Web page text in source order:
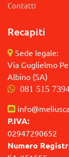
Contatti
Recapiti
Sede legale:
Via Guglielmo
Albino (SA)
081 515
P.IVA:
02947290652
Numero